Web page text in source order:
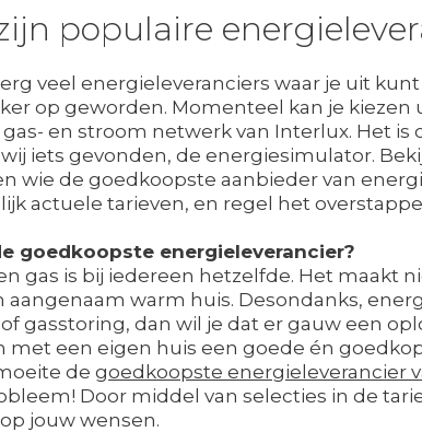
populaire
veel energieleveranciers waar je uit
op geworden. Momenteel kan je
en stroom netwerk van Interlux. Het
iets gevonden, de energiesimulator.
wie de goedkoopste aanbieder van
actuele tarieven, en regel het
goedkoopste energieleverancier?
gas is bij iedereen hetzelfde. Het maakt
aangenaam warm huis. Desondanks,
gasstoring, dan wil je dat er gauw een
met een eigen huis een goede én
de goedkoopste energieleverancier
Door middel van selecties in de
jouw wensen.